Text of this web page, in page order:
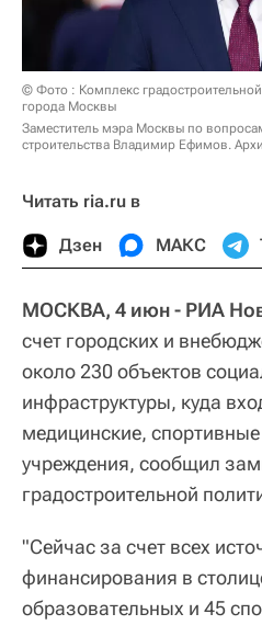
© Фото : Комплекс
города Москвы
Заместитель мэра Москвы по
строительства Владимир Ефимов.
Читать ria.ru в
Дзен МАКС
МОСКВА, 4 июн - РИА
счет городских и
около 230 объектов
инфраструктуры, куда
медицинские,
учреждения, сообщил
градостроительной
"Сейчас за счет всех
финансирования в
образовательных и 45